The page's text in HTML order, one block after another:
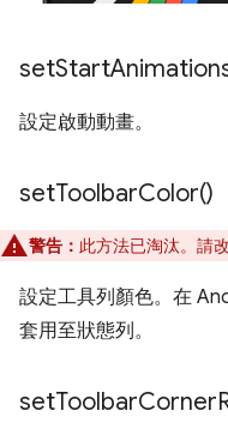
setStart
設定啟動動畫。
setToolbarColor()
警告： 此方法已淘汰。請
設定工具列顏色。在
套用至狀態列。
setToolbarCorner